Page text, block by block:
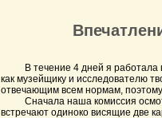
В течение 4 дней я работала в
как музейщику и исследователю
отвечающим всем нормам,
Сначала наша комиссия
встречают одиноко висящие две